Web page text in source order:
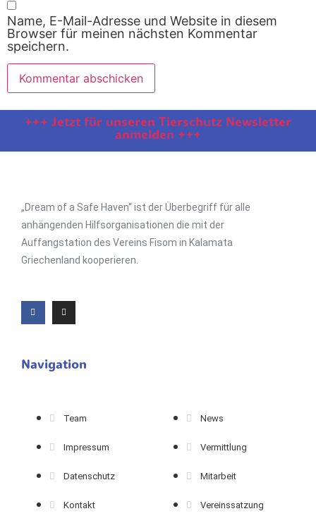
Name, E-Mail-Adresse und Website in diesem
Browser für meinen nächsten Kommentar
speichern.
+++ Jetzt für unseren Tierschutz Newsletter
anmelden +++
„Dream of a Safe Haven“ ist der Überbegriff für alle
anhängenden Hilfsorganisationen die mit der
Auffangstation des Vereins Fisom in Kalamata
Griechenland kooperieren.
Navigation
Team
Impressum
Datenschutz
Kontakt
News
Vermittlung
Mitarbeit
Vereinssatzung